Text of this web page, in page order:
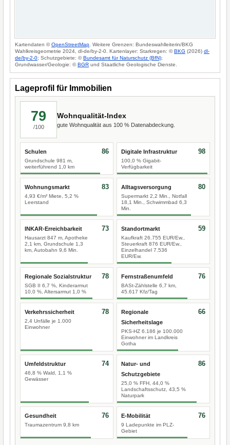
Kartendaten ©OpenStreetMap . Weitere Grenzen: Bundeswahlleiterin/BKG
Wahlkreisgeometrie 2024, dl-de/by-2-0. Kartenlayer: Starkregen: ©BKG (2026) dl-
de/by-2-0; Schutzgebiete: ©Bundesamt für Naturschutz (BfN);
Grundwasser/Geologie: ©BGR und Staatliche Geologische Dienste.
Lageprofil für Immobilien
79
/100
Wohnqualität-Index
gute Wohnqualität aus 100 % Datenabdeckung.
Schulen
Grundschule 981 m,
weiterführend 1,0 km
86 Digitale Infrastruktur
100,0 % Gigabit-
Verfügbarkeit
98
Wohnungsmarkt
4,93 €/m² Miete, 5,2 %
Leerstand
83 Alltagsversorgung
Supermarkt 2,2 Min., Notfall
18,1 Min., Schwimmbad 6,3
Min.
80
INKAR-Erreichbarkeit
Hausarzt 847 m, Apotheke
2,1 km, Grundschule 1,3
km, Autobahn 9,6 Min.
73 Standortmarkt
Kaufkraft 26.755 EUR/Ew.,
Steuerkraft 876 EUR/Ew.,
Einzelhandel 7.536
EUR/Ew.
59
Regionale Sozialstruktur
SGB II 6,7 %, Kinderarmut
10,0 %, Altersarmut 1,0 %
78 Fernstraßenumfeld
BASt-Zählstelle 6,7 km,
45.617 Kfz/Tag
76
Verkehrssicherheit
2,4 Unfälle je 1.000
Einwohner
78
Regionale
Sicherheitslage
PKS-HZ 6.186 je 100.000
Einwohner im Landkreis
Gotha
66
Umfeldstruktur
46,8 % Wald, 1,1 %
Gewässer
74
Natur- und
Schutzgebiete
25,0 % FFH, 44,0 %
Landschaftsschutz, 43,5 %
Naturpark
86
Gesundheit
Traumazentrum 9,8 km
76 E-Mobilität
9 Ladepunkte im PLZ-
Gebiet
76